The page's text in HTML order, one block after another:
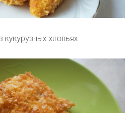
кукурузных хлопьях